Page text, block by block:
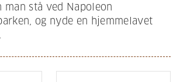
man stå ved Napoleon
og nyde en hjemmelavet